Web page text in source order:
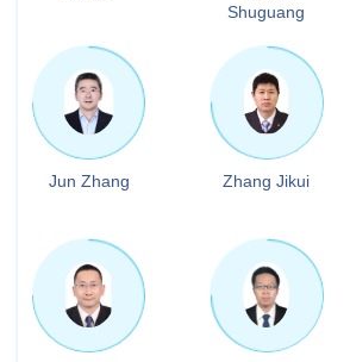
Shuguang
Jun Zhang Zhang Jikui